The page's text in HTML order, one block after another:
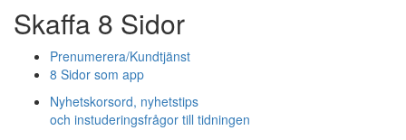
Skaffa 8 Sidor
Prenumerera/Kundtjänst
8 Sidor som app
Nyhetskorsord, nyhetstips
och instuderingsfrågor till tidningen